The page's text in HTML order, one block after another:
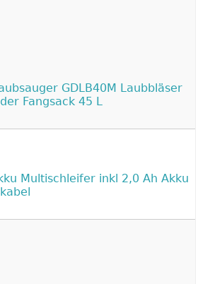
GDLB40M Laubbläser
Fangsack 45 L
Multischleifer inkl 2,0 Ah Akku